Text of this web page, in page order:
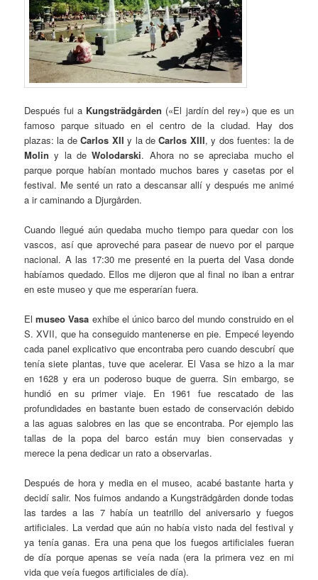
Después fui a Kungsträdgården («El jardín del rey») que es un
famoso parque situado en el centro de la ciudad. Hay dos
plazas: la deCarlos XII y la de Carlos XIII, y dos fuentes: la de
Molin y la deWolodarski. Ahora no se apreciaba mucho el
parque porque habían montado muchos bares y casetas por el
festival. Me senté un rato a descansar allí y después me animé
a ir caminando a Djurgården.
Cuando llegué aún quedaba mucho tiempo para quedar con los
vascos, así que aproveché para pasear de nuevo por el parque
nacional. A las 17:30 me presenté en la puerta del Vasa donde
habíamos quedado. Ellos me dijeron que al final no iban a entrar
en este museo y que me esperarían fuera.
Elmuseo Vasa exhibe el único barco del mundo construido en el
S. XVII, que ha conseguido mantenerse en pie. Empecé leyendo
cada panel explicativo que encontraba pero cuando descubrí que
tenía siete plantas, tuve que acelerar. El Vasa se hizo a la mar
en 1628 y era un poderoso buque de guerra. Sin embargo, se
hundió en su primer viaje. En 1961 fue rescatado de las
profundidades en bastante buen estado de conservación debido
a las aguas salobres en las que se encontraba. Por ejemplo las
tallas de la popa del barco están muy bien conservadas y
merece la pena dedicar un rato a observarlas.
Después de hora y media en el museo, acabé bastante harta y
decidí salir. Nos fuimos andando a Kungsträdgården donde todas
las tardes a las 7 había un teatrillo del aniversario y fuegos
artificiales. La verdad que aún no había visto nada del festival y
ya tenía ganas. Era una pena que los fuegos artificiales fueran
de día porque apenas se veía nada (era la primera vez en mi
vida que veía fuegos artificiales de día).